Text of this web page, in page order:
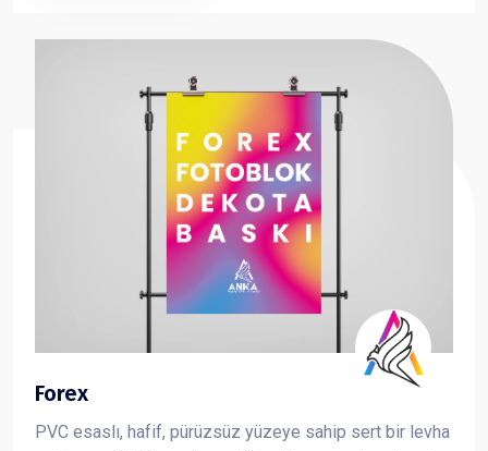
Forex
PVC esaslı, hafif, pürüzsüz yüzeye sahip sert bir levha